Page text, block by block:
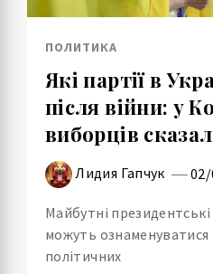
ПОЛИТИКА
Які партії в
після війни: у
виборців
Лидия Гапчук
Майбутні
можуть
політичних